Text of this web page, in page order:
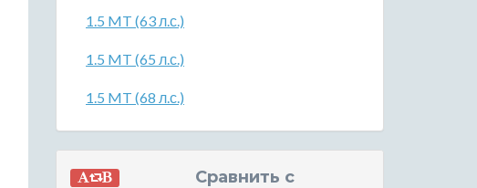
1.5 MT (63 л.с.)
1.5 MT (65 л.с.)
1.5 MT (68 л.с.)
Сравнить с